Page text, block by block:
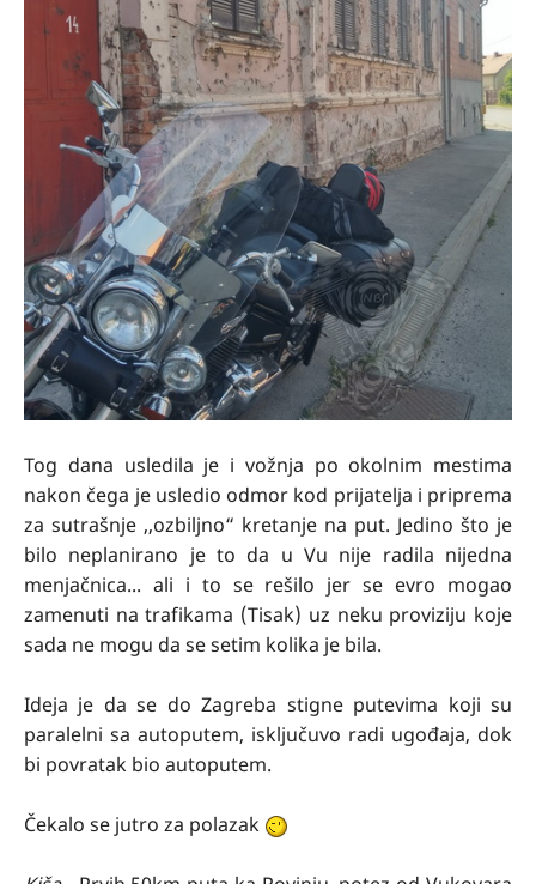
Tog dana usledila je i vožnja po okolnim mestima
nakon čega je usledio odmor kod prijatelja i priprema
za sutrašnje ,,ozbiljno“ kretanje na put. Jedino što je
bilo neplanirano je to da u Vu nije radila nijedna
menjačnica... ali i to se rešilo jer se evro mogao
zamenuti na trafikama (Tisak) uz neku proviziju koje
sada ne mogu da se setim kolika je bila.
Ideja je da se do Zagreba stigne putevima koji su
paralelni sa autoputem, isključuvo radi ugođaja, dok
bi povratak bio autoputem.
Čekalo se jutro za polazak